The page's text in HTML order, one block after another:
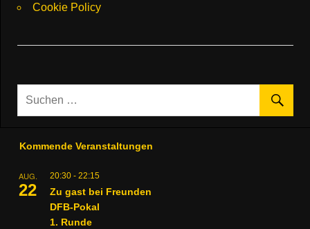
Cookie Policy
Kommende Veranstaltungen
AUG.
22
20:30 - 22:15
Zu gast bei Freunden
DFB-Pokal
1. Runde